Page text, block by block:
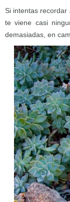
Si intentas
te viene casi
demasiadas, en